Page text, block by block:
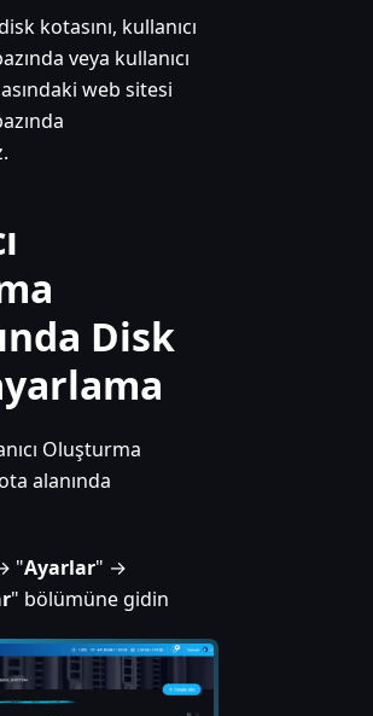
kotasını, kullanıcı
veya kullanıcı
web sitesi
Disk
Oluşturma
alanında
"Ayarlar" →
" bölümüne gidin